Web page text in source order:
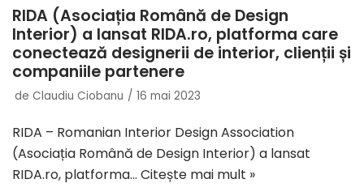
RIDA (Asociația Română de Design
Interior) a lansat RIDA.ro, platforma care
conectează designerii de interior, clienții și
companiile partenere
de Claudiu Ciobanu 16 mai 2023
RIDA – Romanian Interior Design Association
(Asociația Română de Design Interior) a lansat
RIDA.ro, platforma… Citește mai mult »